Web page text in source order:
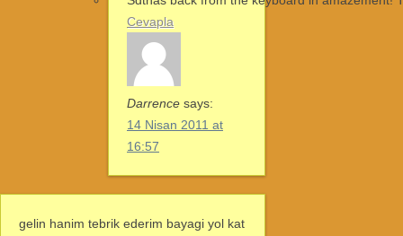
Cevapla
Darrence says:
14 Nisan 2011 at
16:57
gelin hanim tebrik ederim bayagi yol kat